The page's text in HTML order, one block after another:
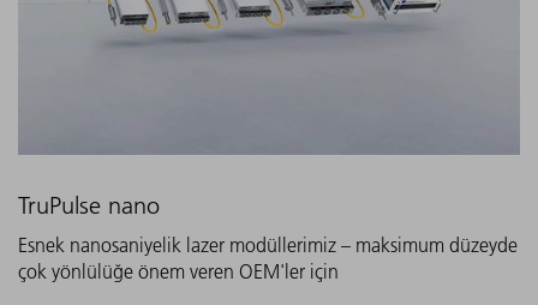
TruPulse nano
Esnek nanosaniyelik lazer modüllerimiz – maksimum düzeyde
çok yönlülüğe önem veren OEM'ler için